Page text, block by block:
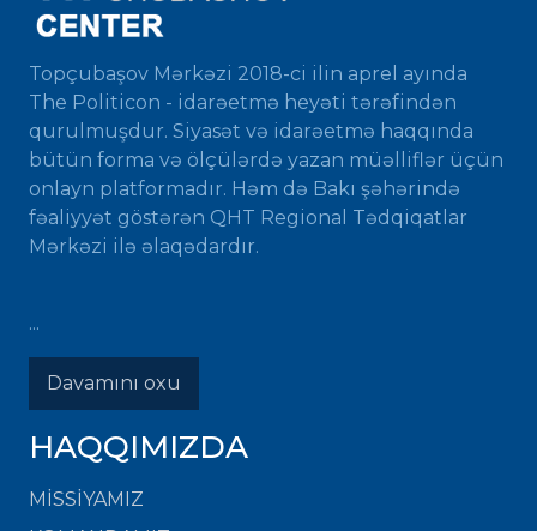
Topçubaşov Mərkəzi 2018-ci ilin aprel ayında
The Politicon - idarəetmə heyəti tərəfindən
qurulmuşdur. Siyasət və idarəetmə haqqında
bütün forma və ölçülərdə yazan müəlliflər üçün
onlayn platformadır. Həm də Bakı şəhərində
fəaliyyət göstərən QHT Regional Tədqiqatlar
Mərkəzi ilə əlaqədardır.
...
Davamını oxu
HAQQIMIZDA
MISSIYAMIZ